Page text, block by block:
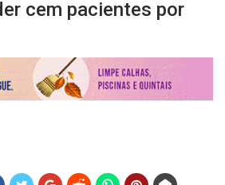
cem pacientes por